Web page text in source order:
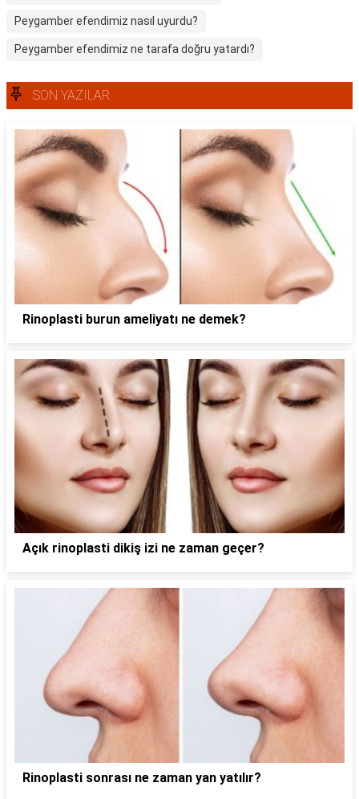
Peygamber efendimiz nasıl uyurdu?
Peygamber efendimiz ne tarafa doğru yatardı?
SON YAZILAR
Rinoplasti burun ameliyatı ne demek?
Açık rinoplasti dikiş izi ne zaman geçer?
Rinoplasti sonrası ne zaman yan yatılır?